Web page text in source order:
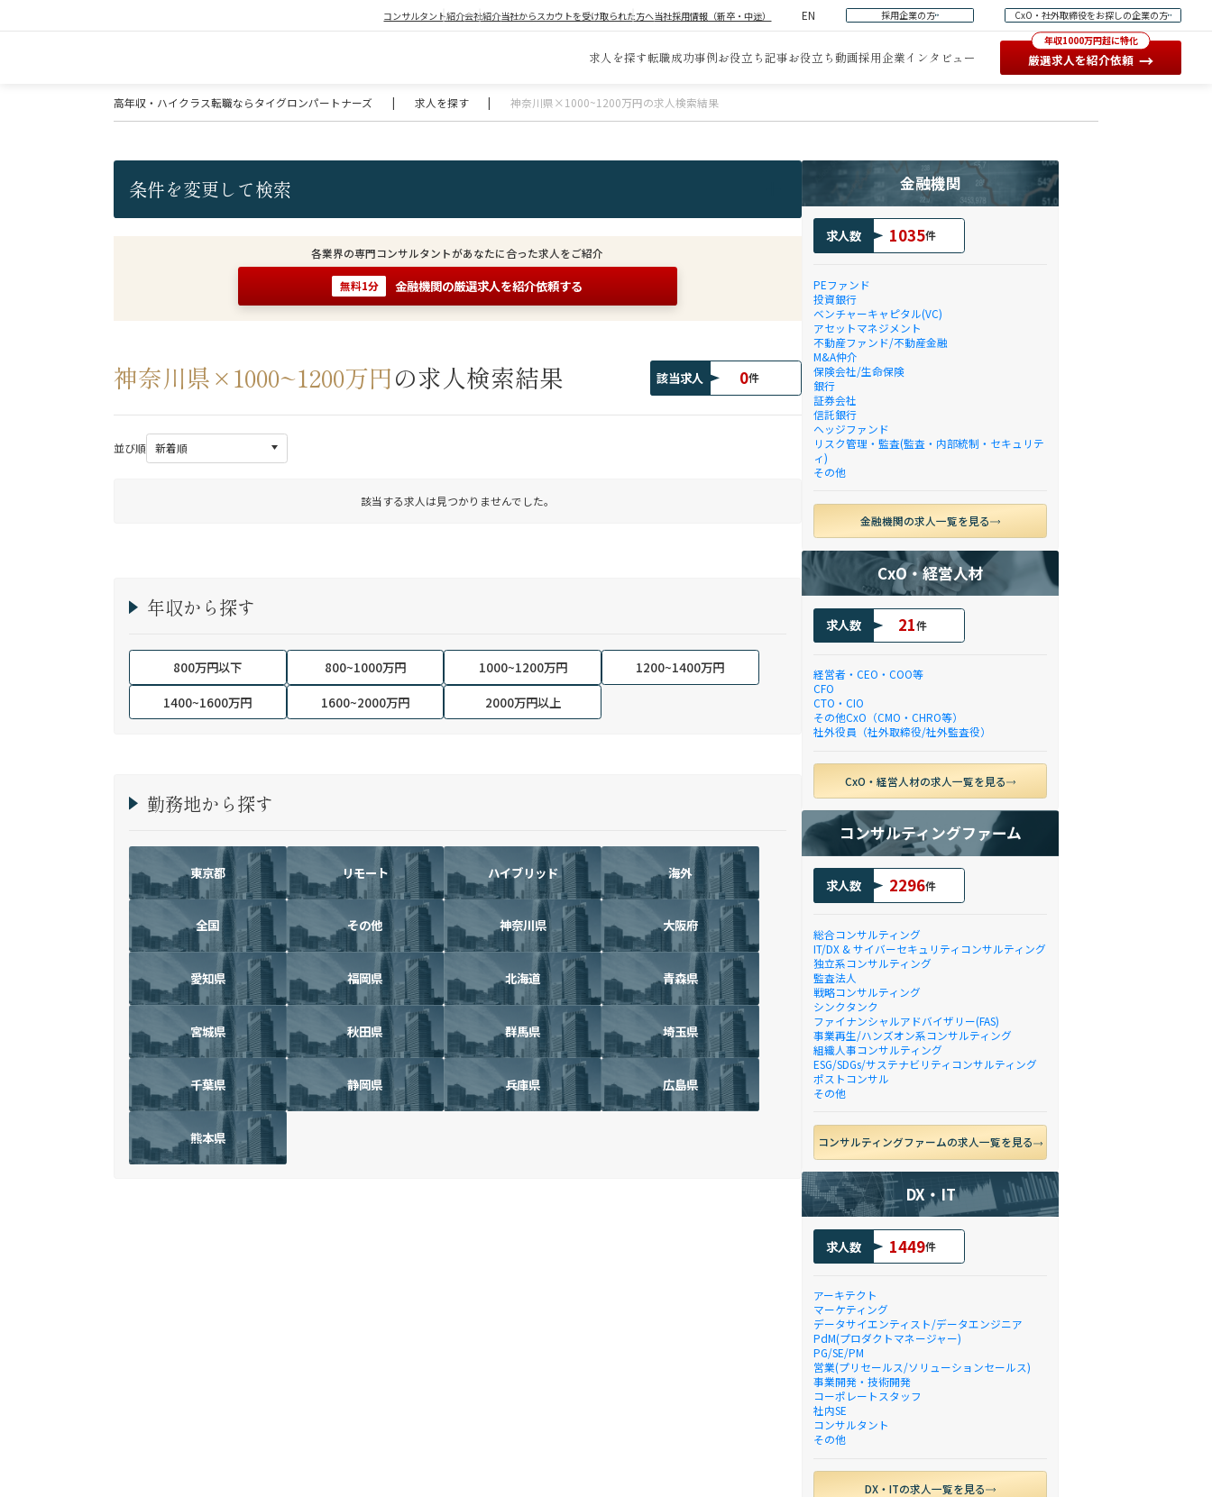
コンサルタント紹介会社紹介当社からスカウトを受け取られた方へ当社採用情報（新卒・中途） EN 採用企業の方 CxO・社外取締役をお探しの企業の方
求人を探す転職成功事例お役立ち記事お役立ち動画採用企業インタビュー
年収1000万円超に特化
厳選求人を紹介依頼 →
高年収・ハイクラス転職ならタイグロンパートナーズ | 求人を探す | 神奈川県×1000~1200万円の求人検索結果
条件を変更して検索
各業界の専門コンサルタントがあなたに合った求人をご紹介
無料1分 金融機関の厳選求人を紹介依頼する
神奈川県×1000~1200万円の求人検索結果 該当求人 0件
並び順
該当する求人は見つかりませんでした。
年収から探す
800万円以下 800~1000万円 1000~1200万円
1200~1400万円
1400~1600万円
1600~2000万円 2000万円以上
勤務地から探す
東京都 リモート ハイブリッド 海外
全国 その他 神奈川県 大阪府
愛知県 福岡県 北海道 青森県
宮城県 秋田県 群馬県 埼玉県
千葉県 静岡県 兵庫県 広島県
熊本県
金融機関
求人数 1035件
PEファンド
投資銀行
ベンチャーキャピタル(VC)
アセットマネジメント
不動産ファンド/不動産金融
M&A仲介
保険会社/生命保険
銀行
証券会社
信託銀行
ヘッジファンド
リスク管理・監査(監査・内部統制・セキュリテ
ィ)
その他
金融機関の求人一覧を見る
CxO・経営人材
求人数 21件
経営者・CEO・COO等
CFO
CTO・CIO
その他CxO（CMO・CHRO等）
社外役員（社外取締役/社外監査役）
CxO・経営人材の求人一覧を見る
コンサルティングファーム
求人数 2296件
総合コンサルティング
IT/DX & サイバーセキュリティコンサルティング
独立系コンサルティング
監査法人
戦略コンサルティング
シンクタンク
ファイナンシャルアドバイザリー(FAS)
事業再生/ハンズオン系コンサルティング
組織人事コンサルティング
ESG/SDGs/サステナビリティコンサルティング
ポストコンサル
その他
コンサルティングファームの求人一覧を見る
DX・IT
求人数 1449件
アーキテクト
マーケティング
データサイエンティスト/データエンジニア
PdM(プロダクトマネージャー)
PG/SE/PM
営業(プリセールス/ソリューションセールス)
事業開発・技術開発
コーポレートスタッフ
社内SE
コンサルタント
その他
DX・ITの求人一覧を見る